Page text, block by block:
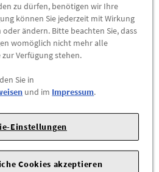
€
PRODUKT
zu dürfen, benötigen wir Ihre
können Sie jederzeit mit Wirkung
ändern. Bitte beachten Sie, dass
womöglich nicht mehr alle
Verfügung stehen.
Sie in
und im Impressum.
Einstellungen
Cookies akzeptieren